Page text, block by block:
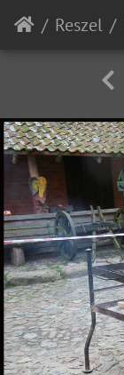
Reszel